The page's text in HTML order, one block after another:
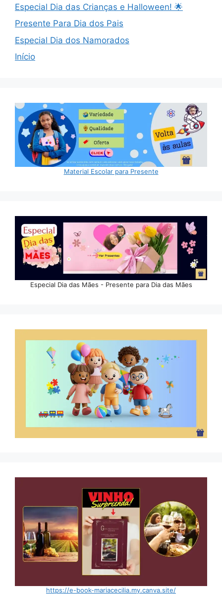
Especial Dia das Crianças e Halloween! 🌟
Presente Para Dia dos Pais
Especial Dia dos Namorados
Início
Material Escolar para Presente
Especial Dia das Mães - Presente para Dia das Mães
https://e-book-mariacecilia.my.canva.site/